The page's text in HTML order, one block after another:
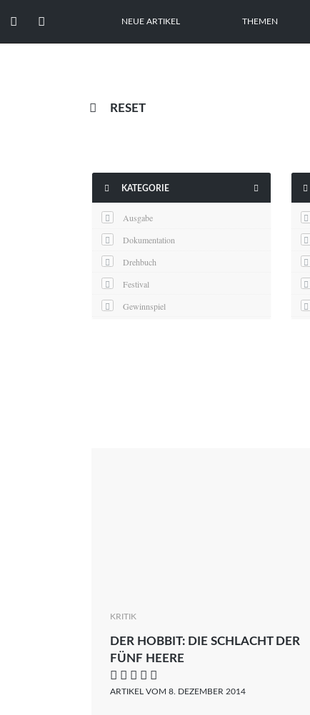
  NEUE ARTIKEL THEMEN
 RESET
 KATEGORIE 
Ausgabe
Dokumentation
Drehbuch
Festival
Gewinnspiel

KRITIK
DER HOBBIT: DIE SCHLACHT DER
FÜNF HEERE
    
ARTIKEL VOM 8. DEZEMBER 2014